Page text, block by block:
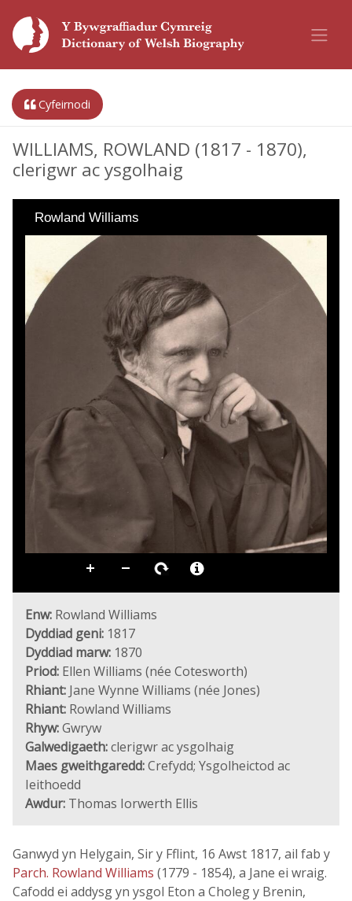
Cyfeirnodi
WILLIAMS, ROWLAND (1817 - 1870),
clerigwr ac ysgolhaig
Rowland Williams
Enw: Rowland Williams
Dyddiad geni: 1817
Dyddiad marw: 1870
Priod: Ellen Williams (née Cotesworth)
Rhiant: Jane Wynne Williams (née Jones)
Rhiant: Rowland Williams
Rhyw:Gwryw
Galwedigaeth:clerigwr ac ysgolhaig
Maes gweithgaredd:Crefydd; Ysgolheictod ac
Ieithoedd
Awdur: Thomas Iorwerth Ellis
Ganwyd yn Helygain, Sir y Fflint, 16 Awst 1817, ail fab y
Parch. Rowland Williams (1779 - 1854), a Jane ei wraig.
Cafodd ei addysg yn ysgol Eton a Choleg y Brenin,